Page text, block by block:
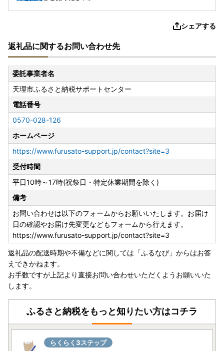
シェアする
返礼品に関するお問い合わせ先
委託事業者名
天理市ふるさと納税サポートセンター
電話番号
0570-028-126
ホームページ
https://www.furusato-support.jp/contact?site=3
受付時間
平日10時～17時(祝祭日・特定休業期間を除く)
備考
お問い合わせは以下のフォームからお願いいたします。お届け
日の確認やお届け先変更などもフォームから行えます。
https://www.furusato-support.jp/contact?site=3
返礼品の配送時期や不備などに関しては「ふるなび」からはお答
えできかねます。
お手数ですが上記より直接お問い合わせいただくようお願いいた
します。
ふるさと納税をもっと知りたい方はコチラ
らくらく3ステップ